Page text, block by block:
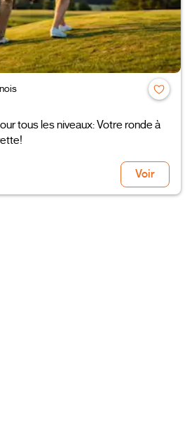
tous les niveaux: Votre ronde à
Voir